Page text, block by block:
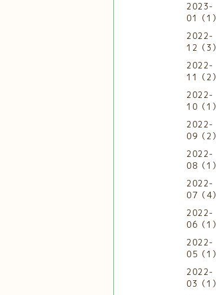
2023-
01（1）
2022-
12（3）
2022-
11（2）
2022-
10（1）
2022-
09（2）
2022-
08（1）
2022-
07（4）
2022-
06（1）
2022-
05（1）
2022-
03（1）